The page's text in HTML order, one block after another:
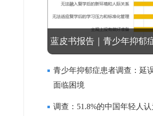
蓝皮书报告｜青少年抑郁
研
青少年抑郁症患者调查：延
面临困境
调查：51.8%的中国年轻人